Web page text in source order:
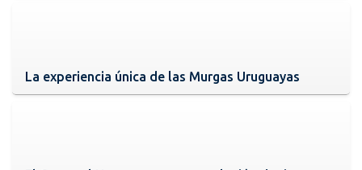
La experiencia única de las Murgas Uruguayas